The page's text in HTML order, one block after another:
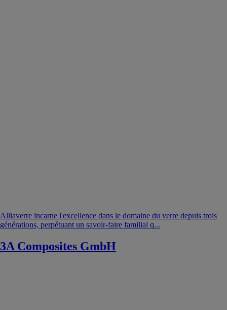
Alliaverre incarne l'excellence dans le domaine du verre depuis trois
générations, perpétuant un savoir-faire familial q...
3A Composites GmbH